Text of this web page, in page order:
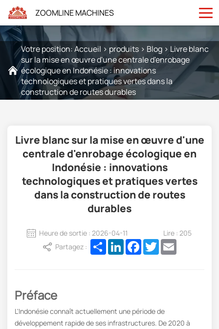
ZOOMLINE MACHINES
Votre position:Accueil > produits > Blog > Livre blanc
sur la mise en œuvre d'une centrale d'enrobage
écologique en Indonésie : innovations
technologiques et pratiques vertes dans la
construction de routes durables
Livre blanc sur la mise en œuvre d'une
centrale d'enrobage écologique en
Indonésie : innovations
technologiques et pratiques vertes
dans la construction de routes
durables
Heure de sortie : 2026-04-11
Lire : 205
Partagez :
ShareLinkedInFacebook
Twitter
Préface
L'Indonésie connaît actuellement une période de
développement rapide de ses infrastructures. De 2020 à